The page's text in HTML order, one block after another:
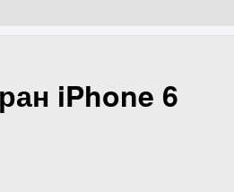
iPhone 6